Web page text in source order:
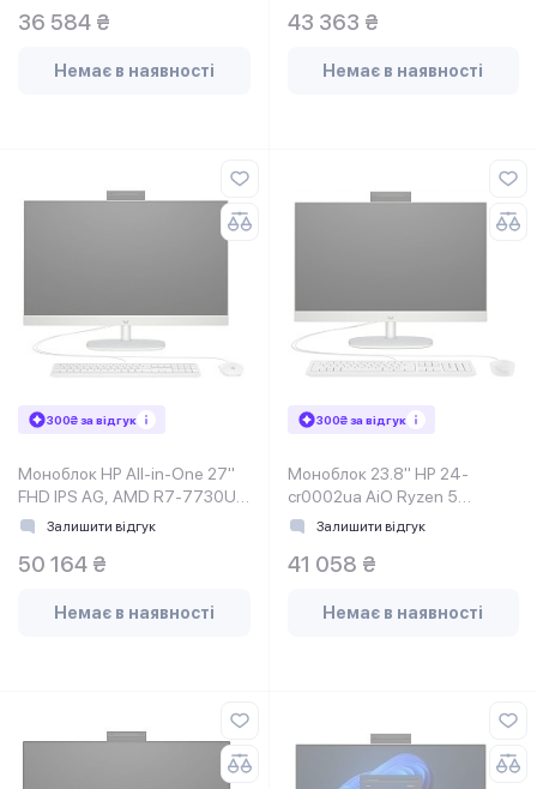
36 584 ₴
Немає в наявності
Black
43 363 ₴
Немає в наявності
300₴ за відгук
Моноблок HP All-in-One 27"
FHD IPS AG, AMD R7-7730U,
16GB, F512GB, UMA, WiFi,
Залишити відгук
50 164 ₴
Немає в наявності
300₴ за відгук
Моноблок 23.8" HP 24-
cr0002ua AiO Ryzen 5
7520U, 16Gb, SSD512Gb,
White
Залишити відгук
41 058 ₴
Немає в наявності